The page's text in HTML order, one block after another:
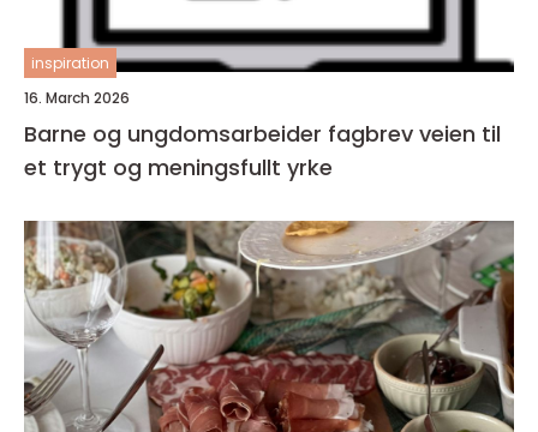
inspiration
16. March 2026
Barne og ungdomsarbeider fagbrev veien til
et trygt og meningsfullt yrke